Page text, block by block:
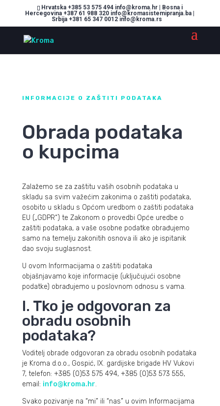
Hrvatska +385 53 575 494 info@kroma.hr | Bosna i
Hercegovina +387 61 988 320 info@kromasistemipranja.ba |
Srbija +381 65 347 0012 info@kroma.rs
INFORMACIJE O ZAŠTITI PODATAKA
Obrada podataka
o kupcima
Zalažemo se za zaštitu vaših osobnih podataka u
skladu sa svim važećim zakonima o zaštiti podataka,
osobito u skladu s Općom uredbom o zaštiti podataka
EU („GDPR“) te Zakonom o provedbi Opće uredbe o
zaštiti podataka, a vaše osobne podatke obrađujemo
samo na temelju zakonitih osnova ili ako je ispitanik
dao svoju suglasnost.
U ovom Informacijama o zaštiti podataka
objašnjavamo koje informacije (uključujući osobne
podatke) obrađujemo u poslovnom odnosu s vama.
I. Tko je odgovoran za
obradu osobnih
podataka?
Voditelj obrade odgovoran za obradu osobnih podataka
je Kroma d.o.o., Gospić, IX. gardijske brigade HV Vukovi
7, telefon: +385 (0)53 575 494, +385 (0)53 573 555,
email: info@kroma.hr.
Svako pozivanje na “mi” ili “nas” u ovim Informacijama